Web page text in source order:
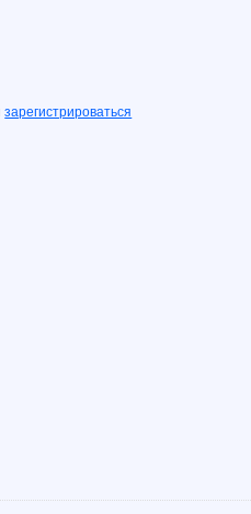
зарегистрироваться